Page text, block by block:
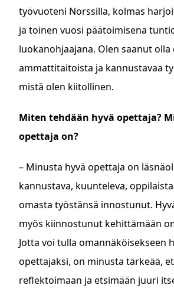
työvuoteni Norssilla, kolmas
ja toinen vuosi päätoimisena
luokanohjaajana. Olen saanut olla
ammattitaitoista ja kannustavaa
mistä olen kiitollinen.
Miten tehdään hyvä opettaja?
opettaja on?
– Minusta hyvä opettaja on
kannustava, kuunteleva,
omasta työstänsä innostunut.
myös kiinnostunut kehittämään
Jotta voi tulla omannäköisekseen
opettajaksi, on minusta tärkeää,
reflektoimaan ja etsimään juuri